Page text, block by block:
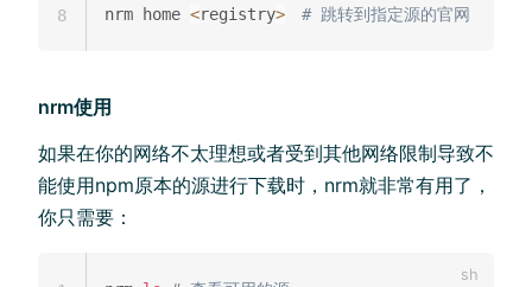
nrm home <registry> # 跳转到指定源的官网
8
nrm使用
如果在你的网络不太理想或者受到其他网络限制导致不
能使用npm原本的源进行下载时，nrm就非常有用了，
你只需要：